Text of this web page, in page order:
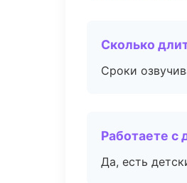
Сколько
Сроки
Работаете с
Да, есть